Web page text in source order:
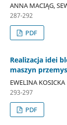
ANNA MACIĄG,
287-292
PDF
Realizacja idei
maszyn
EWELINA KOSICKA
293-297
PDF